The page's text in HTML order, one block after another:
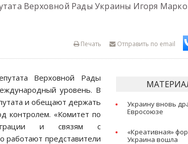
Верховной Рады Украины Игоря
Отправить по email
Печать
Украину вновь
Евросоюзе
«Креативная»
Украина вошла
Верховной Рады
уровень. В
и обещают держать
контролем. «Комитет по
и связям с
работают представители